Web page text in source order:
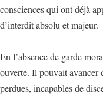
consciences qui ont déjà
d’interdit absolu et majeur.
En l’absence de garde
ouverte. Il pouvait avancer
perdues, incapables de